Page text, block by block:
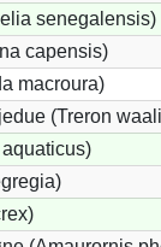
senegalensis)
capensis)
macroura)
(Treron